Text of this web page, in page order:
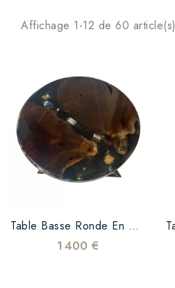
Affichage 1-12 de 60 article(s)
Table Basse Ronde En Bois Et Résine Époxy Noire – 60 Cm – Pièce Unique
1 400 €